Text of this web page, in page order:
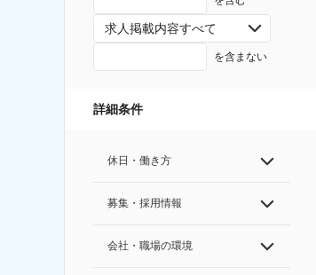
求人掲載内容すべて
を含まない
詳細条件
休日・働き方
募集・採用情報
会社・職場の環境